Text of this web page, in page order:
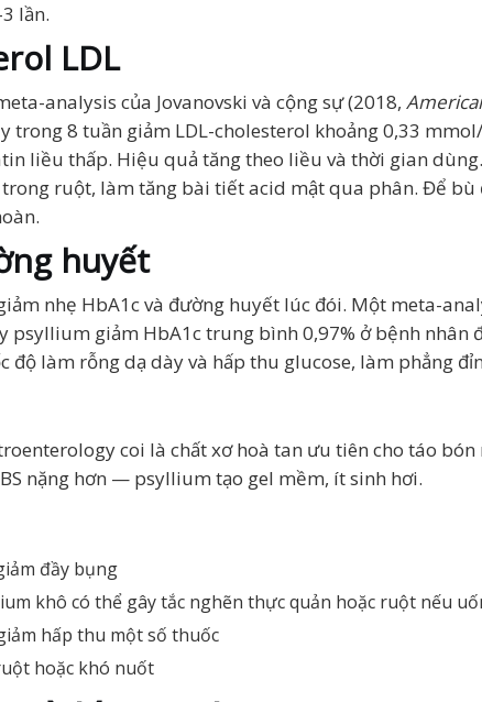
lần.
LDL
analysis của Jovanovski và cộng sự (2018,
8 tuần giảm LDL-cholesterol khoảng 0,33
liều thấp. Hiệu quả tăng theo liều và thời gian dùng.
ruột, làm tăng bài tiết acid mật qua phân. Để
huyết
nhẹ HbA1c và đường huyết lúc đói. Một meta-
psyllium giảm HbA1c trung bình 0,97% ở bệnh
độ làm rỗng dạ dày và hấp thu glucose, làm phẳng
coi là chất xơ hoà tan ưu tiên cho táo
nặng hơn — psyllium tạo gel mềm, ít sinh hơi.
đầy bụng
khô có thể gây tắc nghẽn thực quản hoặc ruột nếu
hấp thu một số thuốc
hoặc khó nuốt